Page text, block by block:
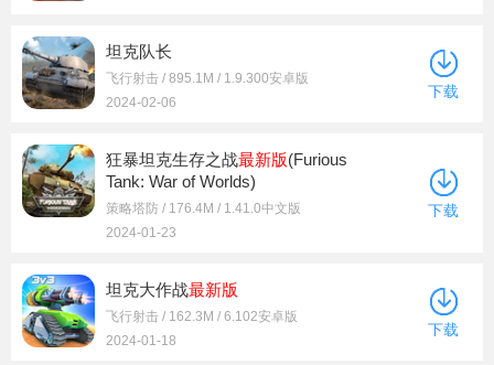
坦克队长
飞行射击 / 895.1M / 1.9.300安卓版
2024-02-06
下载
狂暴坦克生存之战最新版(Furious
Tank: War of Worlds)
策略塔防 / 176.4M / 1.41.0中文版
2024-01-23
下载
坦克大作战最新版
飞行射击 / 162.3M / 6.102安卓版
2024-01-18
下载